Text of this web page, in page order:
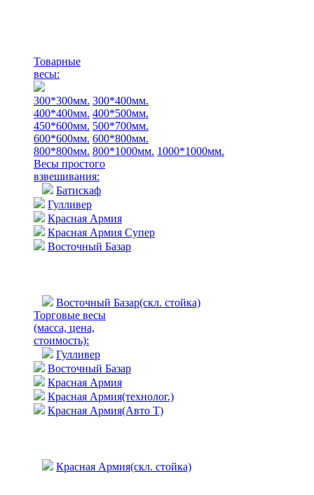
Товарные
весы:
300*300мм. 300*400мм.
400*400мм. 400*500мм.
450*600мм. 500*700мм.
600*600мм. 600*800мм.
800*800мм. 800*1000мм. 1000*1000мм.
Весы простого
взвешивания:
Батискаф
Гулливер
Красная Армия
Красная Армия Супер
Восточный Базар
Восточный Базар(скл. стойка)
Торговые весы
(масса, цена,
стоимость):
Гулливер
Восточный Базар
Красная Армия
Красная Армия(технолог.)
Красная Армия(Авто Т)
Красная Армия(скл. стойка)